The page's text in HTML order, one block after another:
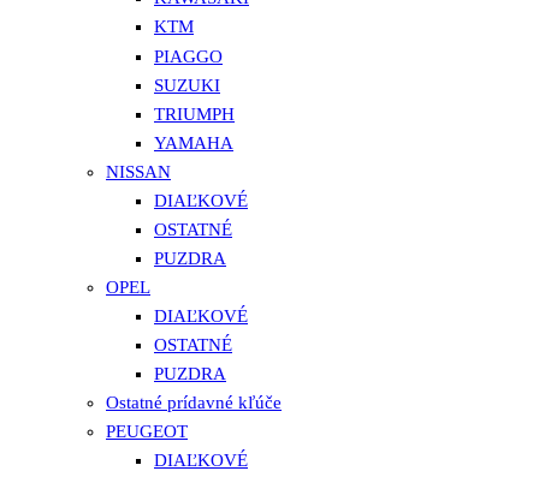
KTM
PIAGGO
SUZUKI
TRIUMPH
YAMAHA
NISSAN
DIAĽKOVÉ
OSTATNÉ
PUZDRA
OPEL
DIAĽKOVÉ
OSTATNÉ
PUZDRA
Ostatné prídavné kľúče
PEUGEOT
DIAĽKOVÉ